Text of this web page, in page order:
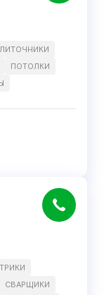
ПОТОЛКИ
СВАРЩИКИ